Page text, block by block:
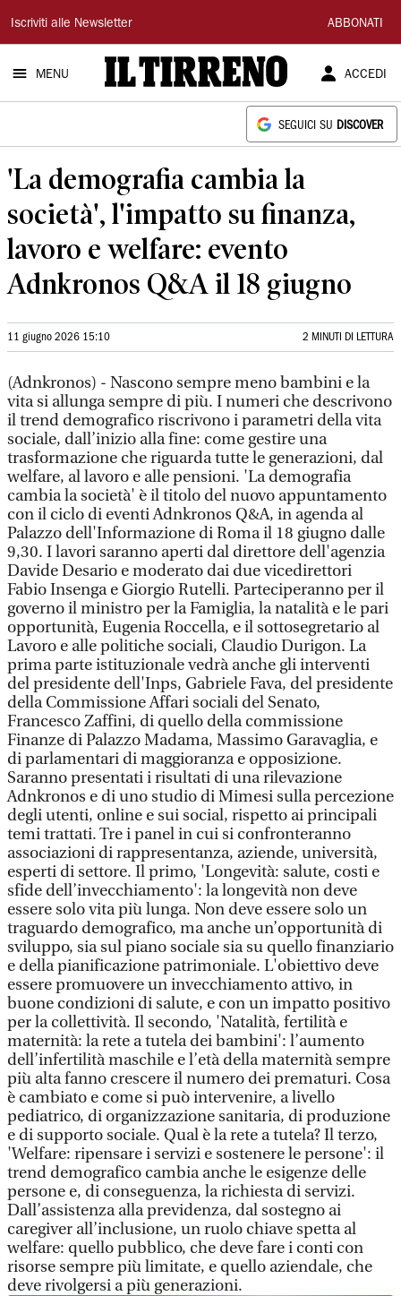
Il
Tirreno
Iscriviti alle Newsletter ABBONATI
MENU ACCEDI
SEGUICI SU DISCOVER
'La demografia cambia la
società', l'impatto su finanza,
lavoro e welfare: evento
Adnkronos Q&A il 18 giugno
11 giugno 2026 15:10 2 MINUTI DI LETTURA
(Adnkronos) - Nascono sempre meno bambini e la
vita si allunga sempre di più. I numeri che descrivono
il trend demografico riscrivono i parametri della vita
sociale, dall’inizio alla fine: come gestire una
trasformazione che riguarda tutte le generazioni, dal
welfare, al lavoro e alle pensioni. 'La demografia
cambia la società' è il titolo del nuovo appuntamento
con il ciclo di eventi Adnkronos Q&A, in agenda al
Palazzo dell'Informazione di Roma il 18 giugno dalle
9,30. I lavori saranno aperti dal direttore dell'agenzia
Davide Desario e moderato dai due vicedirettori
Fabio Insenga e Giorgio Rutelli. Parteciperanno per il
governo il ministro per la Famiglia, la natalità e le pari
opportunità, Eugenia Roccella, e il sottosegretario al
Lavoro e alle politiche sociali, Claudio Durigon. La
prima parte istituzionale vedrà anche gli interventi
del presidente dell'Inps, Gabriele Fava, del presidente
della Commissione Affari sociali del Senato,
Francesco Zaffini, di quello della commissione
Finanze di Palazzo Madama, Massimo Garavaglia, e
di parlamentari di maggioranza e opposizione.
Saranno presentati i risultati di una rilevazione
Adnkronos e di uno studio di Mimesi sulla percezione
degli utenti, online e sui social, rispetto ai principali
temi trattati. Tre i panel in cui si confronteranno
associazioni di rappresentanza, aziende, università,
esperti di settore. Il primo, 'Longevità: salute, costi e
sfide dell’invecchiamento': la longevità non deve
essere solo vita più lunga. Non deve essere solo un
traguardo demografico, ma anche un’opportunità di
sviluppo, sia sul piano sociale sia su quello finanziario
e della pianificazione patrimoniale. L'obiettivo deve
essere promuovere un invecchiamento attivo, in
buone condizioni di salute, e con un impatto positivo
per la collettività. Il secondo, 'Natalità, fertilità e
maternità: la rete a tutela dei bambini': l’aumento
dell’infertilità maschile e l’età della maternità sempre
più alta fanno crescere il numero dei prematuri. Cosa
è cambiato e come si può intervenire, a livello
pediatrico, di organizzazione sanitaria, di produzione
e di supporto sociale. Qual è la rete a tutela? Il terzo,
'Welfare: ripensare i servizi e sostenere le persone': il
trend demografico cambia anche le esigenze delle
persone e, di conseguenza, la richiesta di servizi.
Dall’assistenza alla previdenza, dal sostegno ai
caregiver all’inclusione, un ruolo chiave spetta al
welfare: quello pubblico, che deve fare i conti con
risorse sempre più limitate, e quello aziendale, che
deve rivolgersi a più generazioni.